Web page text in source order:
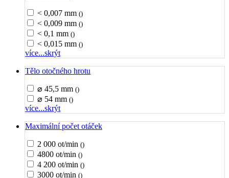
< 0,007 mm ()
< 0,009 mm ()
< 0,1 mm ()
< 0,015 mm ()
více...skrýt
Tělo otočného hrotu
⌀ 45,5 mm ()
⌀ 54 mm ()
více...skrýt
Maximální počet otáček
2 000 ot/min ()
4800 ot/min ()
4 200 ot/min ()
3000 ot/min ()